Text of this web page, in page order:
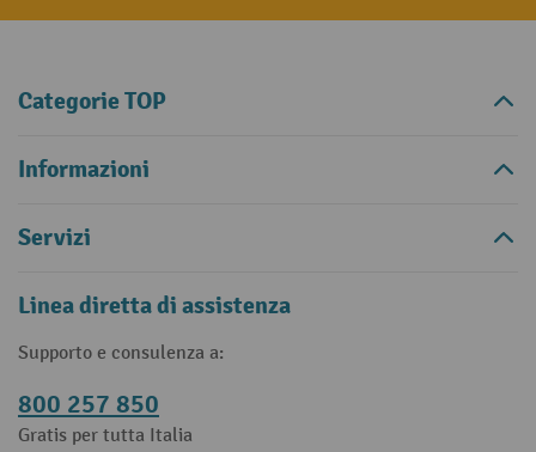
Categorie TOP
Informazioni
Servizi
Linea diretta di assistenza
Supporto e consulenza a:
800 257 850
Gratis per tutta Italia